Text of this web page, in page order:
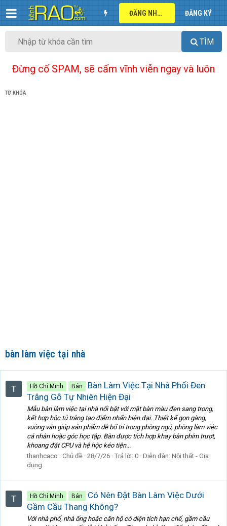
ĐĂNG NHẬP ĐĂNG KÝ
TÌM
Đừng cố SPAM, sẽ cấm vĩnh viễn ngay và luôn
TỪ KHÓA
bàn làm việc tại nhà
Hồ Chí Minh Bán
Bàn Làm Việc Tại Nhà Phối Đen
Trắng Gỗ Tự Nhiên Hiện Đại
Mẫu bàn làm việc tại nhà nổi bật với mặt bàn màu đen sang trọng,
kết hợp hộc tủ trắng tạo điểm nhấn hiện đại. Thiết kế gọn gàng,
vuông vắn giúp sản phẩm dễ bố trí trong phòng ngủ, phòng làm việc
cá nhân hoặc góc học tập. Bàn được tích hợp khay bàn phím trượt,
khoang đặt CPU và hệ hộc kéo tiện...
thanhcaco
Chủ đề 28/7/26 Trả lời: 0 Diễn đàn: Nội thất - Gia
dụng
Hồ Chí Minh Bán
Có Nên Đặt Bàn Làm Việc Dưới
Gầm Cầu Thang Không?
Với nhà phố, nhà ống hoặc căn hộ có diện tích hạn chế, gầm cầu